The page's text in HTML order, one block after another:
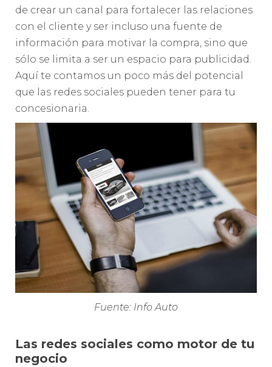
de crear un canal para fortalecer las relaciones
con el cliente y ser incluso una fuente de
información para motivar la compra, sino que
sólo se limita a ser un espacio para publicidad.
Aquí te contamos un poco más del potencial
que las redes sociales pueden tener para tu
concesionaria.
Fuente: Info Auto
Las redes sociales como motor de tu
negocio